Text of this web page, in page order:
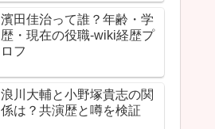
濱田佳治って誰？年齢・学
歴・現在の役職-wiki経歴プ
ロフ
浪川大輔と小野塚貴志の関
係は？共演歴と噂を検証